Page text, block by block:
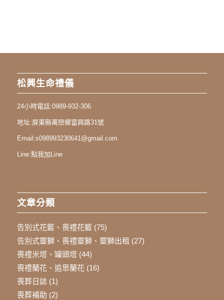
松興生命禮儀
24小時電話:0989-932-306
地址:屏東縣萬巒鄉富興路31號
Email:s098993230641@gmail.com
Line:點我加Line
文章分類
告別式花籃、喪禮花籃(75)
告別式靈獅、喪禮靈獅、靈獅出租 (27)
喪禮米塔、罐頭塔(44)
喪禮蘭花、追思蘭花(16)
喪葬日誌(1)
喪葬補助 (2)